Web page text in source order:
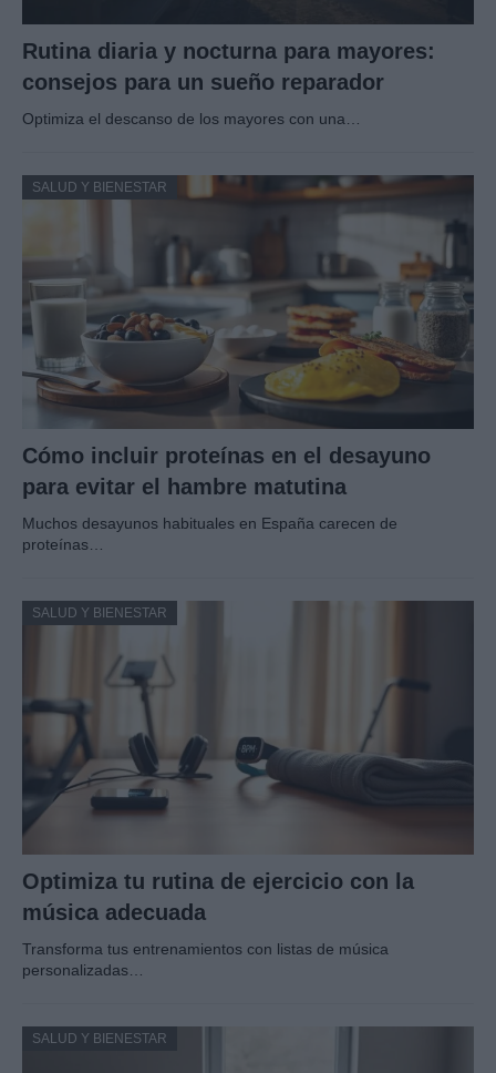
Rutina diaria y nocturna para mayores:
consejos para un sueño reparador
Optimiza el descanso de los mayores con una…
SALUD Y BIENESTAR
Cómo incluir proteínas en el desayuno
para evitar el hambre matutina
Muchos desayunos habituales en España carecen de
proteínas…
SALUD Y BIENESTAR
Optimiza tu rutina de ejercicio con la
música adecuada
Transforma tus entrenamientos con listas de música
personalizadas…
SALUD Y BIENESTAR